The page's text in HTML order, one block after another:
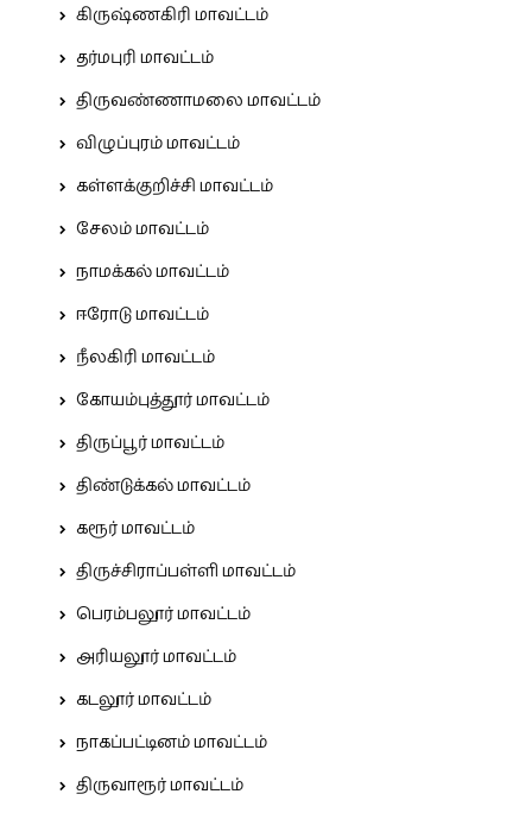
கிருஷ்ணகிரி மாவட்டம்
தர்மபுரி மாவட்டம்
திருவண்ணாமலை மாவட்டம்
விழுப்புரம் மாவட்டம்
கள்ளக்குறிச்சி மாவட்டம்
சேலம் மாவட்டம்
நாமக்கல் மாவட்டம்
ஈரோடு மாவட்டம்
நீலகிரி மாவட்டம்
கோயம்புத்தூர் மாவட்டம்
திருப்பூர் மாவட்டம்
திண்டுக்கல் மாவட்டம்
கரூர் மாவட்டம்
திருச்சிராப்பள்ளி மாவட்டம்
பெரம்பலூர் மாவட்டம்
அரியலூர் மாவட்டம்
கடலூர் மாவட்டம்
நாகப்பட்டினம் மாவட்டம்
திருவாரூர் மாவட்டம்